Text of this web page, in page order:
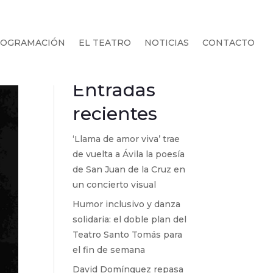
EL TEATRO NOTICIAS CONTACTO
Buscar
Entradas
recientes
‘Llama de amor viva’ trae
de vuelta a Ávila la poesía
de San Juan de la Cruz en
un concierto visual
Humor inclusivo y danza
solidaria: el doble plan del
Teatro Santo Tomás para
el fin de semana
David Domínguez repasa